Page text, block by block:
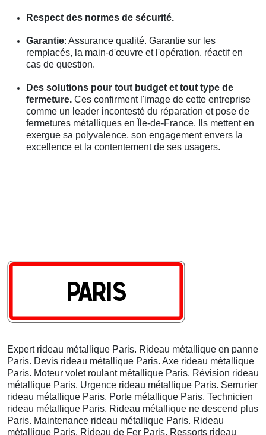
Respect des normes de sécurité.
Garantie: Assurance qualité. Garantie sur les
remplacés, la main-d'œuvre et l'opération. réactif en
cas de question.
Des solutions pour tout budget et tout type de
fermeture. Ces confirment l'image de cette entreprise
comme un leader incontesté du réparation et pose de
fermetures métalliques en Île-de-France. Ils mettent en
exergue sa polyvalence, son engagement envers la
excellence et la contentement de ses usagers.
Expert rideau métallique Paris. Rideau métallique en panne
Paris. Devis rideau métallique Paris. Axe rideau métallique
Paris. Moteur volet roulant métallique Paris. Révision rideau
métallique Paris. Urgence rideau métallique Paris. Serrurier
rideau métallique Paris. Porte métallique Paris. Technicien
rideau métallique Paris. Rideau métallique ne descend plus
Paris. Maintenance rideau métallique Paris. Rideau
métallique Paris. Rideau de Fer Paris. Ressorts rideau